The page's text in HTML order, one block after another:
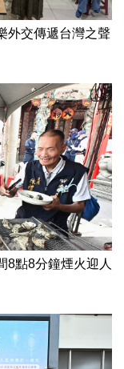
外交傳遞台灣之聲
點8分鐘煙火迎人